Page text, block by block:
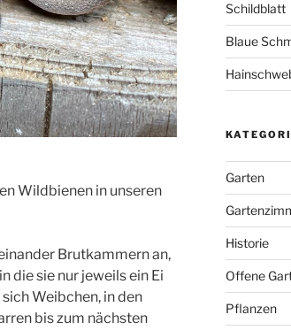
Wildbienen in unseren
Brutkammern an,
die sie nur jeweils ein Ei
Weibchen, in den
bis zum nächsten
Schildblatt
Blaue
Garten
Historie
Offene
Pflanzen